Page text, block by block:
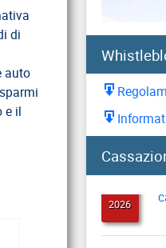
di
auto
e il
05
2026
10
JUL
2026